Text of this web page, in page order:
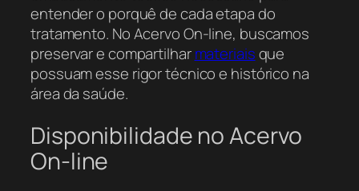
entender o porquê de cada etapa do
tratamento. No Acervo On-line, buscamos
preservar e compartilharmateriaisque
possuam esse rigor técnico e histórico na
área da saúde.
Disponibilidade no Acervo
On-line